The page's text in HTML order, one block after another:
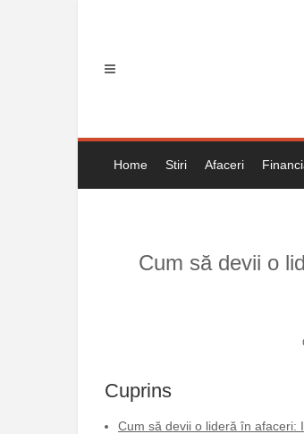
Home Stiri Afaceri
Cum să devii o
Cuprins
Cum să devii o lideră în afaceri: